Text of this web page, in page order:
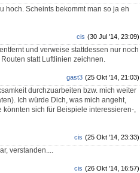
hoch. Scheints bekommt man so ja eh
(30 Jul '14, 23:09)
cis
und verweise stattdessen nur noch
statt Luftlinien zeichnen.
(25 Okt '14, 21:03)
gast3
durchzuarbeiten bzw. mich weiter
Ich würde Dich, was mich angeht,
sich für Beispiele interessieren-,
(25 Okt '14, 23:33)
cis
verstanden....
(26 Okt '14, 16:57)
cis